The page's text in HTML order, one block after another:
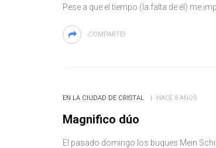
Pese a que el tiempo (la falta de él) me
¡COMPARTE!
EN LA CIUDAD DE CRISTAL HACE 8 AÑOS
Magnifico dúo
El pasado domingo los buques Mein